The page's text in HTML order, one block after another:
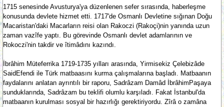
1715 senesinde Avusturya'ya düzenlenen sefer sırasında, haberleşme
konusunda devlete hizmet etti. 1717'de Osmanlı Devletine sığınan Doğu
Macaristan'daki Macarların reisi olan Rakoczi (Rakoçi)nin yanında uzun
zaman vazîfe yaptı. Bu görevinde Osmanlı devlet adamlarının ve
Rokoczi'nin takdir ve îtimâdını kazındı.
İbrâhim Müteferrika 1719-1735 yılları arasında, Yirmisekiz Çelebizâde
SaidEfendi ile Türk matbaasını kurma çalışmalarına başladı. Matbaanın
faydalarını anlatan ayrıntılı bir raporu, Sadrâzam Damâd İbrâhimPaşaya
sunduklarında, Sadrâzam bu teklifi olumlu karşıladı. Fakat İstanbul'da
matbaanın kurulması sosyal bir hazırlığı gerektiriyordu. Zîrâ o zamâna